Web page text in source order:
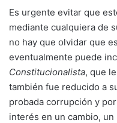
Es urgente evitar que
mediante cualquiera de
no hay que olvidar que
eventualmente puede
Constitucionalista, que
también fue reducido a
probada corrupción y
interés en un cambio,